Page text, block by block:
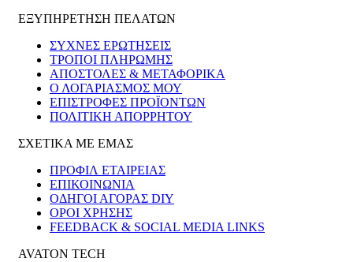
ΕΞΥΠΗΡΕΤΗΣΗ ΠΕΛΑΤΩΝ
ΣΥΧΝΕΣ ΕΡΩΤΗΣΕΙΣ
ΤΡΟΠΟΙ ΠΛΗΡΩΜΗΣ
ΑΠΟΣΤΟΛΕΣ & ΜΕΤΑΦΟΡΙΚΑ
Ο ΛΟΓΑΡΙΑΣΜΟΣ ΜΟΥ
ΕΠΙΣΤΡΟΦΕΣ ΠΡΟΪΟΝΤΩΝ
ΠΟΛΙΤΙΚΗ ΑΠΟΡΡΗΤΟΥ
ΣΧΕΤΙΚΑ ΜΕ ΕΜΑΣ
ΠΡΟΦΙΛ ΕΤΑΙΡΕΙΑΣ
ΕΠΙΚΟΙΝΩΝΙΑ
ΟΔΗΓΟΙ ΑΓΟΡΑΣ DIY
ΟΡΟΙ ΧΡΗΣΗΣ
FEEDBACK & SOCIAL MEDIA LINKS
AVATON TECH